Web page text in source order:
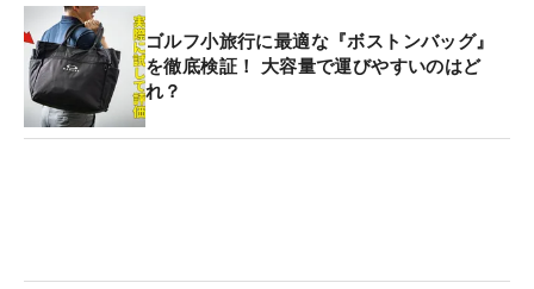
ゴルフ小旅行に最適な『ボストンバッグ』
を徹底検証！ 大容量で運びやすいのはど
れ？